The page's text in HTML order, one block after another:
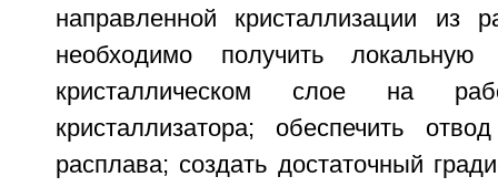
направленной кристаллизации из
необходимо получить
кристаллическом слое на
кристаллизатора; обеспечить
расплава; создать достаточный